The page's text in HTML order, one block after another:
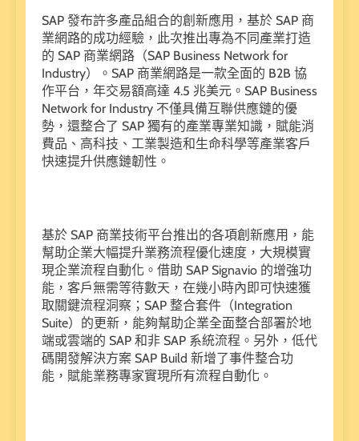
SAP 發布許多產品組合的創新應用，基於 SAP 商
業網路的成功經驗，此次推出專為不同產業打造
的 SAP 商業網路（SAP Business Network for
Industry）。 SAP 商業網路是一款全面的 B2B 協
作平台，年交易額高達 4.5 兆美元。 SAP Business
Network for Industry 不僅具備互聯供應鏈的優
勢，還整合了 SAP 獨有的產業專業知識，賦能消
費品、高科技、工業製造和生命科學等產業客戶
快速提升供應鏈韌性。
基於 SAP 商業技術平台推出的各項創新應用，能
幫助企業大幅提升業務流程優化速度，大規模實
現企業流程自動化。借助 SAP Signavio 的增強功
能，客戶無需等待數天，在幾小時內即可快速獲
取關鍵流程洞察； SAP 整合套件（Integration
Suite）的更新，能夠幫助企業全面整合部署於地
端或雲端的 SAP 和非 SAP 系統流程。另外，低代
碼開發解決方案 SAP Build 新增了事件整合功
能，賦能業務專家實現所有流程自動化。